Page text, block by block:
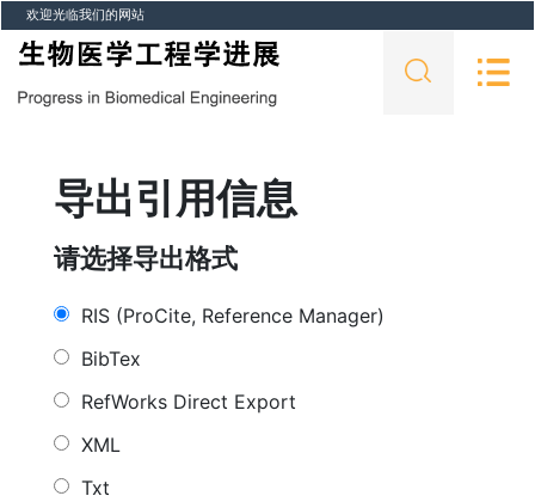
欢迎光临我们的网站
导出引用信息
请选择导出格式
RIS (ProCite, Reference Manager)
BibTex
RefWorks Direct Export
XML
Txt